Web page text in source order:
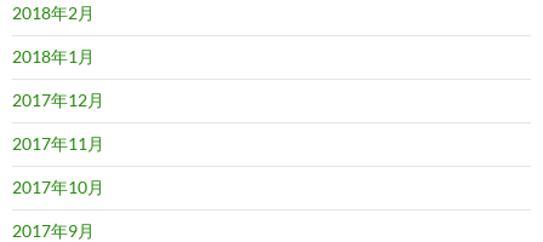
2018年2月
2018年1月
2017年12月
2017年11月
2017年10月
2017年9月